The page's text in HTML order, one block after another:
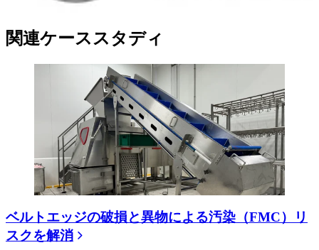
関連ケーススタディ
ベルトエッジの破損と異物による汚染（FMC）リ
スクを解消